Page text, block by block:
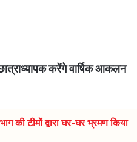
करेंगे वार्षिक आकलन
की टीमों द्वारा घर-घर भ्रमण किया